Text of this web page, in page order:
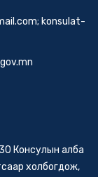
; konsulat-
Консулын алба
холбогдож,